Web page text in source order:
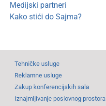
Medijski partneri
Kako stići do Sajma?
Tehničke usluge
Reklamne usluge
Zakup konferencijskih sala
Iznajmljivanje poslovnog prostora